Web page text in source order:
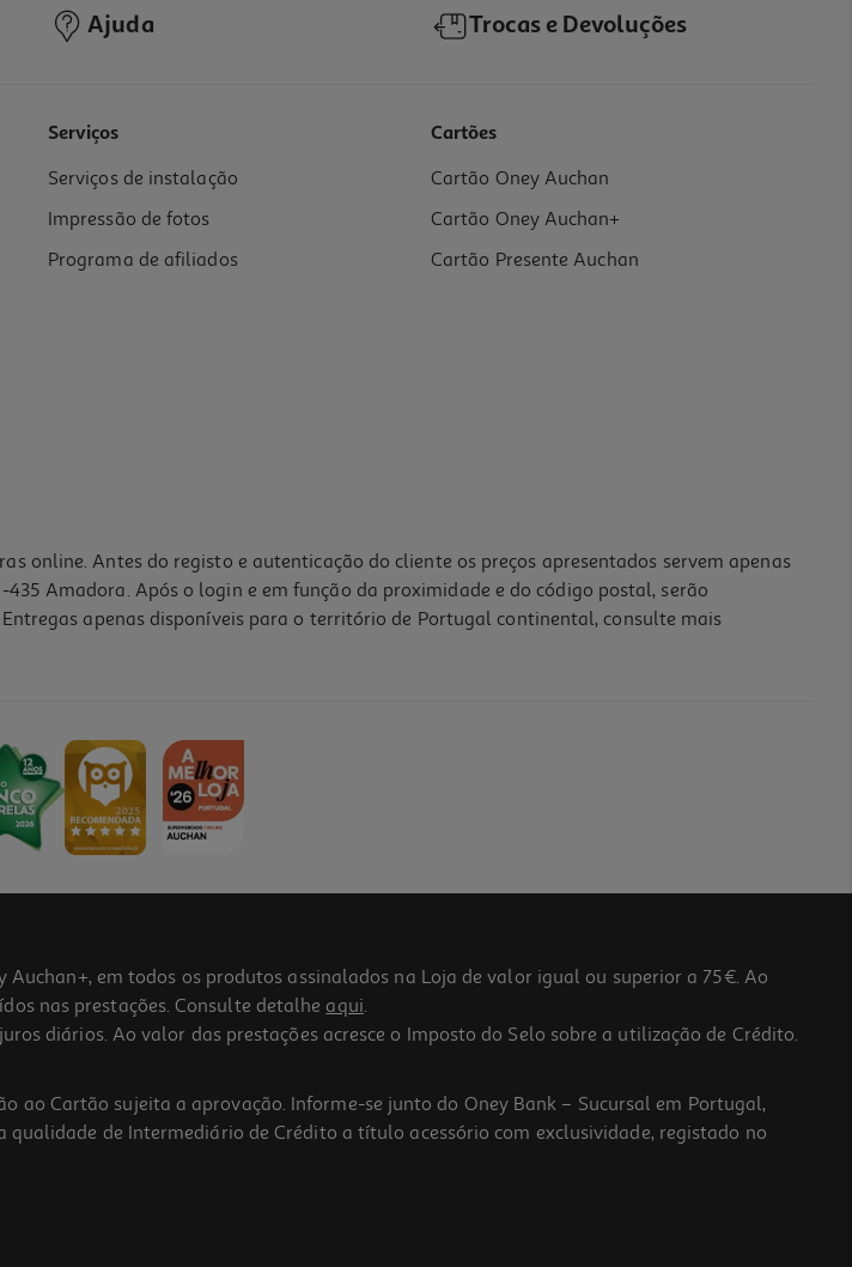
Ajuda Trocas e Devoluções
Serviços
Serviços de instalação
Impressão de fotos
Programa de afiliados
Cartões
Cartão Oney Auchan
Cartão Oney Auchan+
Cartão Presente Auchan
online. Antes do registo e autenticação do cliente os preços apresentados servem apenas
Amadora. Após o login e em função da proximidade e do código postal, serão
apenas disponíveis para o território de Portugal continental, consulte mais
em todos os produtos assinalados na Loja de valor igual ou superior a 75€. Ao
nas prestações. Consulte detalhe aqui.
diários. Ao valor das prestações acresce o Imposto do Selo sobre a utilização de Crédito.
ao Cartão sujeita a aprovação. Informe-se junto do Oney Bank – Sucursal em Portugal,
de Intermediário de Crédito a título acessório com exclusividade, registado no